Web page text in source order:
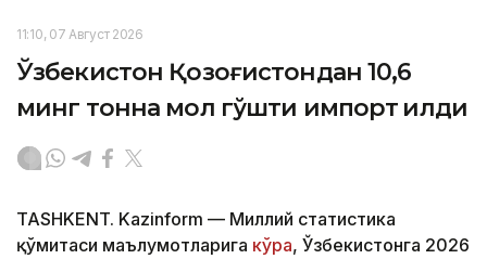
11:10, 07 Август 2026
Ўзбекистон Қозоғистондан 10,6
минг тонна мол гўшти импорт қилди
TASHKENT. Kazinform — Миллий статистика
қўмитаси маълумотларига кўра, Ўзбекистонга 2026